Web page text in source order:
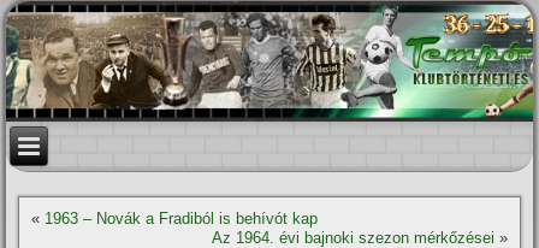
« 1963 – Novák a Fradiból is behí­vót kap
Az 1964. évi bajnoki szezon mérkőzései »